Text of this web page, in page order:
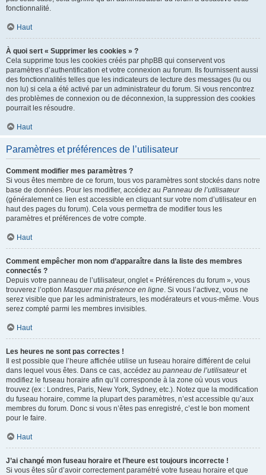
fonctionnalité.
Haut
À quoi sert « Supprimer les cookies » ?
Cela supprime tous les cookies créés par phpBB qui conservent vos
paramètres d’authentification et votre connexion au forum. Ils fournissent aussi
des fonctionnalités telles que les indicateurs de lecture des messages (lu ou
non lu) si cela a été activé par un administrateur du forum. Si vous rencontrez
des problèmes de connexion ou de déconnexion, la suppression des cookies
pourrait les résoudre.
Haut
Paramètres et préférences de l’utilisateur
Comment modifier mes paramètres ?
Si vous êtes membre de ce forum, tous vos paramètres sont stockés dans notre
base de données. Pour les modifier, accédez au Panneau de l’utilisateur
(généralement ce lien est accessible en cliquant sur votre nom d’utilisateur en
haut des pages du forum). Cela vous permettra de modifier tous les
paramètres et préférences de votre compte.
Haut
Comment empêcher mon nom d’apparaître dans la liste des membres
connectés ?
Depuis votre panneau de l’utilisateur, onglet « Préférences du forum », vous
trouverez l’option Masquer ma présence en ligne. Si vous l’activez, vous ne
serez visible que par les administrateurs, les modérateurs et vous-même. Vous
serez compté parmi les membres invisibles.
Haut
Les heures ne sont pas correctes !
Il est possible que l’heure affichée utilise un fuseau horaire différent de celui
dans lequel vous êtes. Dans ce cas, accédez au panneau de l’utilisateuret
modifiez le fuseau horaire afin qu’il corresponde à la zone où vous vous
trouvez (ex : Londres, Paris, New York, Sydney, etc.). Notez que la modification
du fuseau horaire, comme la plupart des paramètres, n’est accessible qu’aux
membres du forum. Donc si vous n’êtes pas enregistré, c’est le bon moment
pour le faire.
Haut
J’ai changé mon fuseau horaire et l’heure est toujours incorrecte !
Si vous êtes sûr d’avoir correctement paramétré votre fuseau horaire et que